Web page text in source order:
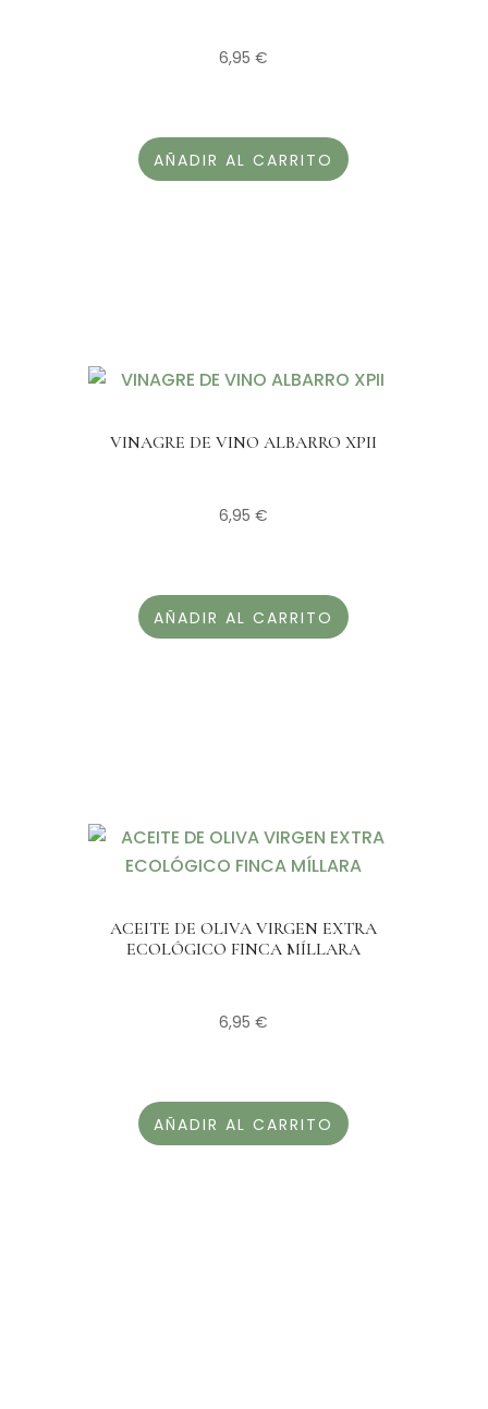
6,95€
AÑADIR AL CARRITO
VINAGRE DE VINO ALBARRO XPII
6,95€
AÑADIR AL CARRITO
ACEITE DE OLIVA VIRGEN EXTRA
ECOLÓGICO FINCA MÍLLARA
6,95€
AÑADIR AL CARRITO